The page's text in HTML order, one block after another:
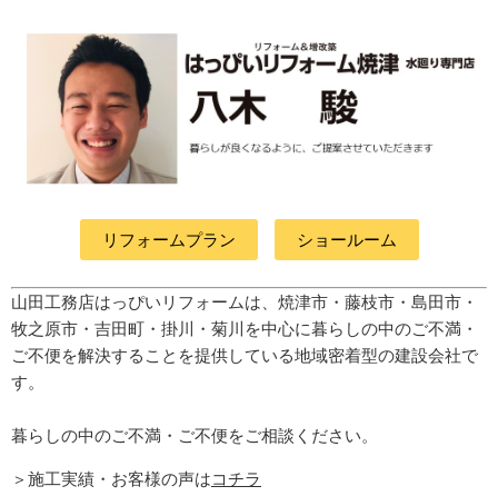
リフォームプラン ショールーム
山田工務店はっぴいリフォームは、焼津市・藤枝市・島田市・
牧之原市・吉田町 ・掛川・菊川 を中心に暮らしの中のご不満・
ご不便を解決することを提供している地域密着型の建設会社で
す。
暮らしの中のご不満・ご不便をご相談ください。
＞施工実績・お客様の声はコチラ